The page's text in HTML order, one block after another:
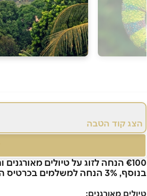
הצג קוד הטבה
€100 הנחה לזוג על טיולים מאורגנים וחבילות נופש
בנוסף, 3% הנחה למשלמים בכרטיס המועדון
טיולים מאורגנים: